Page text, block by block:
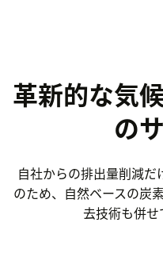
革新的な気
の
自社からの排出量削減
のため、自然ベースの炭
去技術も併せ